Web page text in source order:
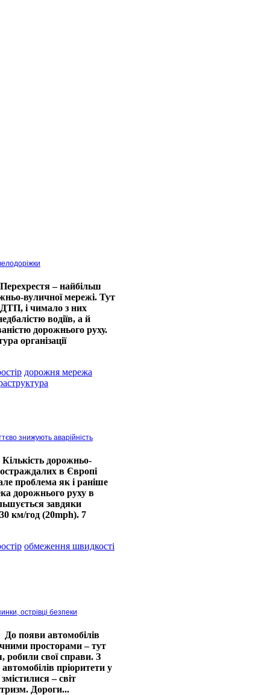
Перехрестя – найбільш
вуличної мережі. Тут
ДТП, і чимало з них
водіїв, а й
дорожнього руху.
організації
дорожня мережа
знижують аварійність
Кількість дорожньо-
в Європі
проблема як і раніше
дорожнього руху в
завдяки
км/год (20mph). 7
обмеження швидкості
острівці безпеки
До появи автомобілів
просторами – тут
робили свої справи. З
пріоритети у
– світ
Дороги...